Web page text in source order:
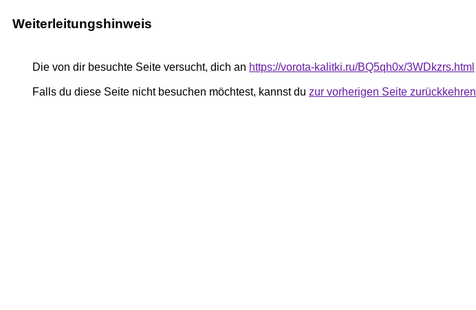
Weiterleitungshinweis
Die von dir besuchte Seite versucht, dich an https://vorota-kalitki.ru/BQ5qh0x/3WDkzrs.html
Falls du diese Seite nicht besuchen möchtest, kannst du zur vorherigen Seite zurückkehren